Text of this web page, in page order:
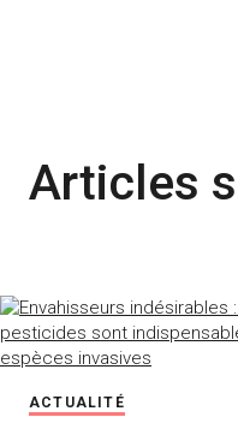
Articles
ACTUALITÉ